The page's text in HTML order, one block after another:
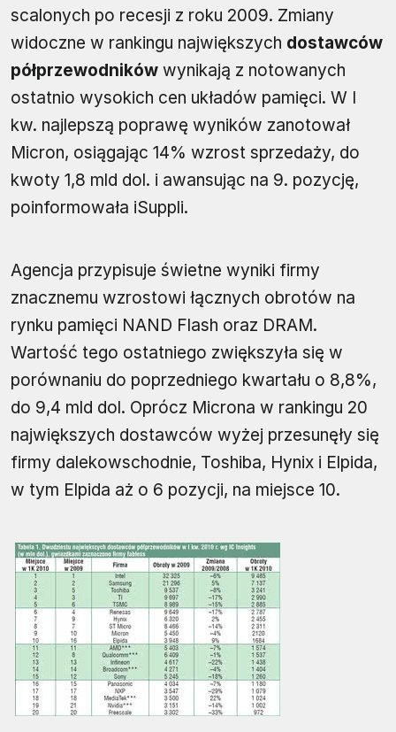
scalonych po recesji z roku 2009. Zmiany
widoczne w rankingu największych dostawców
półprzewodników wynikają z notowanych
ostatnio wysokich cen układów pamięci. W I
kw. najlepszą poprawę wyników zanotował
Micron, osiągając 14% wzrost sprzedaży, do
kwoty 1,8 mld dol. i awansując na 9. pozycję,
poinformowała iSuppli.
Agencja przypisuje świetne wyniki firmy
znacznemu wzrostowi łącznych obrotów na
rynku pamięci NAND Flash oraz DRAM.
Wartość tego ostatniego zwiększyła się w
porównaniu do poprzedniego kwartału o 8,8%,
do 9,4 mld dol. Oprócz Microna w rankingu 20
największych dostawców wyżej przesunęły się
firmy dalekowschodnie, Toshiba, Hynix i Elpida,
w tym Elpida aż o 6 pozycji, na miejsce 10.